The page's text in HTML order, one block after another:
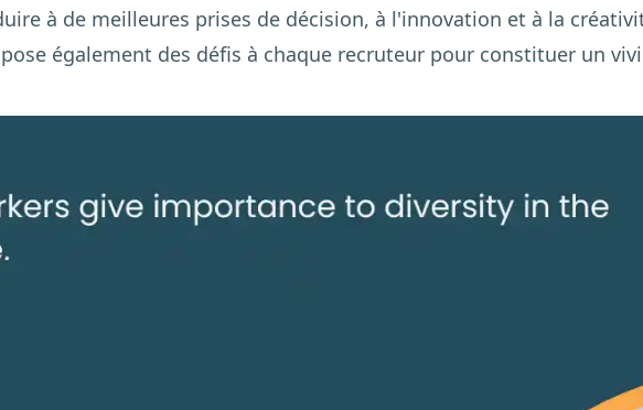
à de meilleures prises de décision, à l'innovation et à la
également des défis à chaque recruteur pour constituer un